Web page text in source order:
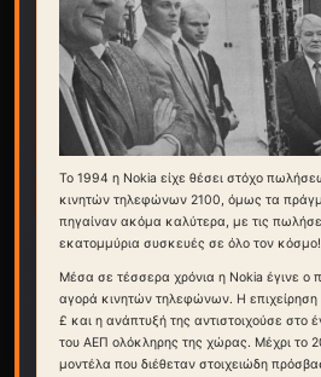
Το 1994 η Nokia είχε θέσει στόχο
κινητών τηλεφώνων 2100, όμως τα
πηγαίναν ακόμα καλύτερα, με τις
εκατομμύρια συσκευές σε όλο τον κόσμο!
Μέσα σε τέσσερα χρόνια η Nokia έγινε ο
αγορά κινητών τηλεφώνων. Η επιχείρηση
£ και η ανάπτυξή της αντιστοιχούσε στο
του ΑΕΠ ολόκληρης της χώρας. Μέχρι το
μοντέλα που διέθεταν στοιχειώδη